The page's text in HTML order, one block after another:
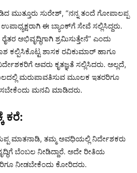
ಮುತ್ತೂರು ಸುರೇಶ್, “ನನ್ನ ತಂದೆ ಗೋಪಾಲಪ್ಪ
ಈ ಬ್ಯಾಂಕ್‌ಗೆ ಸೇವೆ ಸಲ್ಲಿಸಿದ್ದರು.
ಅಭಿವೃದ್ಧಿಗಾಗಿ ಶ್ರಮಿಸುತ್ತೇನೆ” ಎಂದು
ಕಲ್ಪಿಸಿಕೊಟ್ಟ ಶಾಸಕ ರವಿಕುಮಾರ್ ಹಾಗೂ
ಅವರು ಕೃತಜ್ಞತೆ ಸಲ್ಲಿಸಿದರು. ಅಲ್ಲದೆ,
ಮರುಪಾವತಿಸುವ ಮೂಲಕ ಇತರರಿಗೂ
ಮನವಿ ಮಾಡಿದರು.
ಕರೆ:
ಮಾತನಾಡಿ, ತಮ್ಮ ಅವಧಿಯಲ್ಲಿ ನಿರ್ದೇಶಕರು
ಬೆಂಬಲ ನೀಡಿದ್ದಾರೆ. ಅದೇ ರೀತಿಯ
ನೀಡಬೇಕೆಂದು ಕೋರಿದರು.